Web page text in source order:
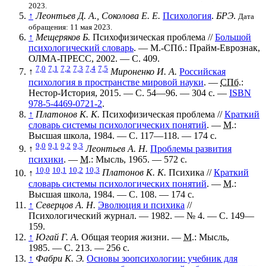
2023.
↑ Леонтьев Д. А., Соколова Е. Е. Психология. БРЭ. Дата
обращения: 11 мая 2023.
↑ Мещеряков Б. Психофизическая проблема //Большой
психологический словарь. — М.-СПб.: Прайм-Еврознак,
ОЛМА-ПРЕСС, 2002. — С. 409.
↑ 7,0 7,1 7,2 7,3 7,4 7,5 Мироненко И. А. Российская
психология в пространстве мировой науки. — СПб.:
Нестор-История, 2015. — С. 54—96. — 304 с. — ISBN
978-5-4469-0721-2.
↑ Платонов К. К. Психофизическая проблема //Краткий
словарь системы психологических понятий. — М.:
Высшая школа, 1984. — С. 117—118. — 174 с.
↑ 9,0 9,1 9,2 9,3 Леонтьев А. Н. Проблемы развития
психики. — М.: Мысль, 1965. — 572 с.
↑ 10,0 10,1 10,2 10,3 Платонов К. К. Психика //Краткий
словарь системы психологических понятий. — М.:
Высшая школа, 1984. — С. 108. — 174 с.
↑ Северцов А. Н. Эволюция и психика //
Психологический журнал. — 1982. — № 4. — С. 149—
159.
↑ Югай Г. А. Общая теория жизни. — М.: Мысль,
1985. — С. 213. — 256 с.
↑ Фабри К. Э. Основы зоопсихологии: учебник для